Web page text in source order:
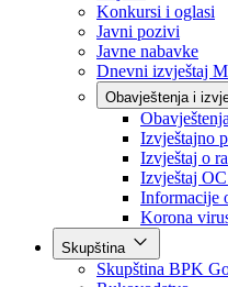
Sve vijesti
Izdvojeno
Najave
Konkursi i oglasi
Javni pozivi
Javne nabavke
Dnevni izvještaj
Obavještenja i
Izvještajno
Izvještaj o
Izvještaj OC
Informacije
Korona